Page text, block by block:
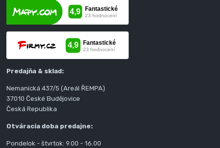
Predajňa & sklad:
Nemanická 437/5 (Areál ŘEMPA)
37010 České Budějovice
Česká Republika
Otváracia doba predajne:
Pondelok - štvrtok: 9.00 - 16.00